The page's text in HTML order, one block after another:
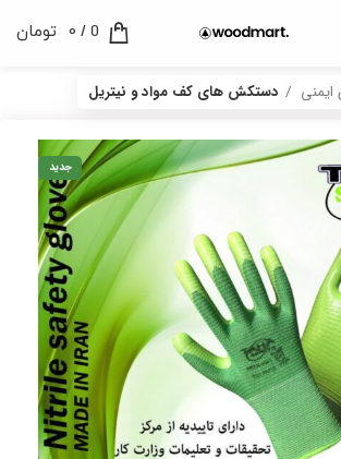
0
/
0 تومان
دستکش های کف مواد و نیتریل
جدید
کلیک کنید